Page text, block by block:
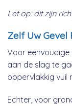
Let op: dit zijn
Zelf Uw Gevel
Voor
aan de slag te
oppervlakkig vuil
Echter, voor